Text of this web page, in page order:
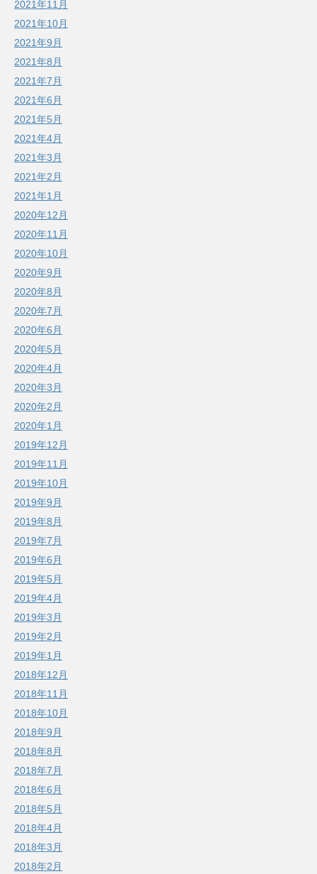
2021年11月
2021年10月
2021年9月
2021年8月
2021年7月
2021年6月
2021年5月
2021年4月
2021年3月
2021年2月
2021年1月
2020年12月
2020年11月
2020年10月
2020年9月
2020年8月
2020年7月
2020年6月
2020年5月
2020年4月
2020年3月
2020年2月
2020年1月
2019年12月
2019年11月
2019年10月
2019年9月
2019年8月
2019年7月
2019年6月
2019年5月
2019年4月
2019年3月
2019年2月
2019年1月
2018年12月
2018年11月
2018年10月
2018年9月
2018年8月
2018年7月
2018年6月
2018年5月
2018年4月
2018年3月
2018年2月